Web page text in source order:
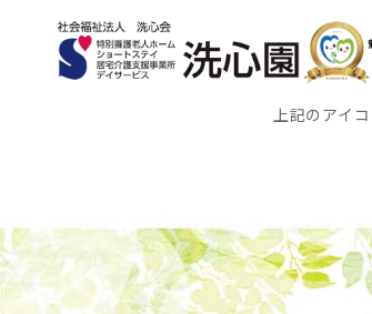
上記のアイ